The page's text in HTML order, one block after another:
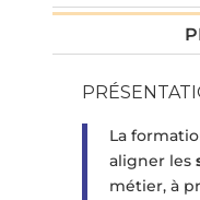
La
aligner les
métier, à